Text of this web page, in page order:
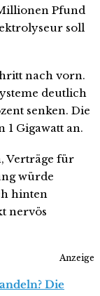
Pfund
soll
nach vorn.
deutlich
senken. Die
1 Gigawatt an.
Verträge für
würde
hinten
nervös
Anzeige
Die